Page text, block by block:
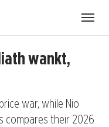
wankt,
war, while Nio
compares their 2026